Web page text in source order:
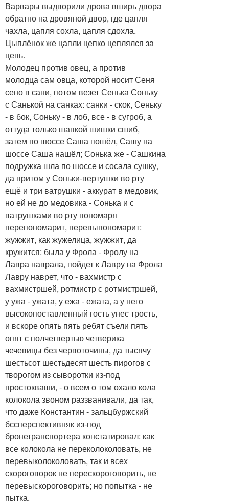
Варвары выдворили дрова вширь двора
обратно на дровяной двор, где цапля
чахла, цапля сохла, цапля сдохла.
Цыплёнок же цапли цепко цеплялся за
цепь.
Молодец против овец, а против
молодца сам овца, которой носит Сеня
сено в сани, потом везет Сенька Соньку
с Санькой на санках: санки - скок, Сеньку
- в бок, Соньку - в лоб, все - в сугроб, а
оттуда только шапкой шишки сшиб,
затем по шоссе Саша пошёл, Сашу на
шоссе Саша нашёл; Сонька же - Сашкина
подружка шла по шоссе и сосала сушку,
да притом у Соньки-вертушки во рту
ещё и три ватрушки - аккурат в медовик,
но ей не до медовика - Сонька и с
ватрушками во рту пономаря
перепономарит, перевыпономарит:
жужжит, как жужелица, жужжит, да
кружится: была у Фрола - Фролу на
Лавра наврала, пойдет к Лавру на Фрола
Лавру наврет, что - вахмистр с
вахмистршей, ротмистр с ротмистршей,
у ужа - ужата, у ежа - ежата, а у него
высокопоставленный гость унес трость,
и вскоре опять пять ребят съели пять
опят с полчетвертью четверика
чечевицы без червоточины, да тысячу
шестьсот шестьдесят шесть пирогов с
творогом из сыворотки из-под
простокваши, - о всем о том охало кола
колокола звоном раззванивали, да так,
что даже Константин - зальцбуржский
бссперспективняк из-под
бронетранспортера констатировал: как
все колокола не переколоколовать, не
перевыколоколовать, так и всех
скороговорок не перескороговорить, не
перевыскороговорить; но попытка - не
пытка.